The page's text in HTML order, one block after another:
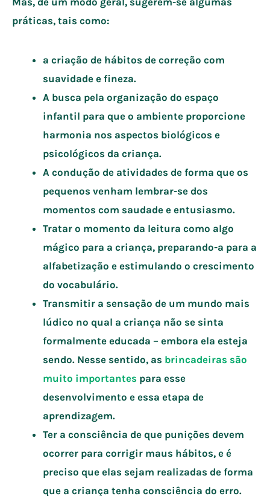
práticas, tais como:
a criação de hábitos de correção com
suavidade e fineza.
A busca pela organização do espaço
infantil para que o ambiente proporcione
harmonia nos aspectos biológicos e
psicológicos da criança.
A condução de atividades de forma que os
pequenos venham lembrar-se dos
momentos com saudade e entusiasmo.
Tratar o momento da leitura como algo
mágico para a criança, preparando-a para a
alfabetização e estimulando o crescimento
do vocabulário.
Transmitir a sensação de um mundo mais
lúdico no qual a criança não se sinta
formalmente educada – embora ela esteja
sendo. Nesse sentido, as brincadeiras são
muito importantes para esse
desenvolvimento e essa etapa de
aprendizagem.
Ter a consciência de que punições devem
ocorrer para corrigir maus hábitos, e é
preciso que elas sejam realizadas de forma
que a criança tenha consciência do erro.